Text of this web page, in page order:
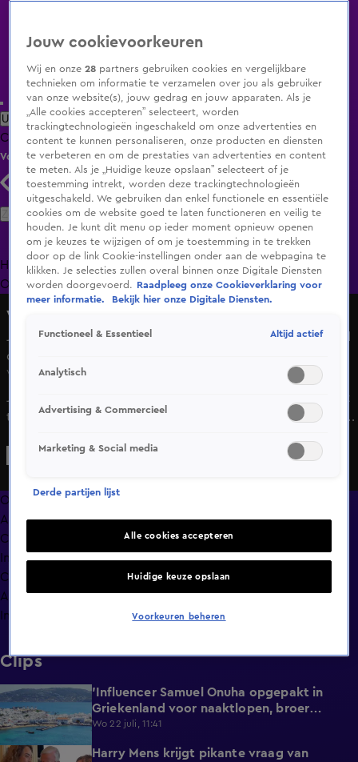
Uitzending Gemist Populaire programma's Zenders Genres
ClipsFilmsRadioSmart TV inlogShop
Volg KIJK
Zoeken
HomeUitzending Gemist Programma's De Bondgenoten
OranjezomerLivestreamsShop
Vandaag Inside
Johan over kindermishandeling in Stadskanaal: ‘Schrijnend
dat zes instanties ervan wisten!’
Vr 15 mei, 21:35
Johan Derksen reageerde vrijdagavond op het nieuws dat
twee kinderen uit Stadskanaal ernstig zijn mishandeld door
moeders hun kinderen dit kunnen aandoen, al zijn die
misschien nog schrijnender vind ik dat zes officiële
ondernomen”, begint Johan.
Overzicht
Afleveringen
Clips
In de wandelgangen
Compilaties
Anderen keken ook
Info
Clips
1:00
'Influencer Samuel Onuha opgepakt in
Griekenland voor naaktlopen, broer
reageert met statement'
Wo 22 juli, 11:41
0:17
Harry Mens krijgt pikante vraag van
Jouw cookievoorkeuren
Wij en onze28 partners gebruiken cookies en vergelijkbare
technieken om informatie te verzamelen over jou als gebruiker
van onze website(s), jouw gedrag en jouw apparaten. Als je
„Alle cookies accepteren” selecteert, worden
trackingtechnologieën ingeschakeld om onze advertenties en
content te kunnen personaliseren, onze producten en diensten
te verbeteren en om de prestaties van advertenties en content
te meten. Als je „Huidige keuze opslaan” selecteert of je
toestemming intrekt, worden deze trackingtechnologieën
uitgeschakeld. We gebruiken dan enkel functionele en essentiële
cookies om de website goed te laten functioneren en veilig te
houden. Je kunt dit menu op ieder moment opnieuw openen
om je keuzes te wijzigen of om je toestemming in te trekken
door op de link Cookie-instellingen onder aan de webpagina te
klikken. Je selecties zullen overal binnen onze Digitale Diensten
worden doorgevoerd.
Raadpleeg onze Cookieverklaring voor
meer informatie.
Bekijk hier onze Digitale Diensten.
Functioneel & Essentieel Altijd actief
Analytisch
Advertising & Commercieel
Marketing & Social media
Derde partijen lijst
Alle cookies accepteren
Huidige keuze opslaan
Voorkeuren beheren